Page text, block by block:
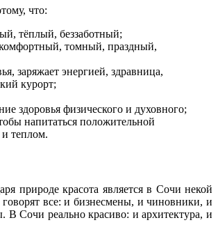
что:
тёплый, беззаботный;
томный, праздный,
заряжает энергией, здравница,
курорт;
здоровья физического и духовного;
напитаться положительной
и теплом.
природе красота является в Сочи некой
все: и бизнесмены, и чиновники, и
В Сочи реально красиво: и архитектура, и